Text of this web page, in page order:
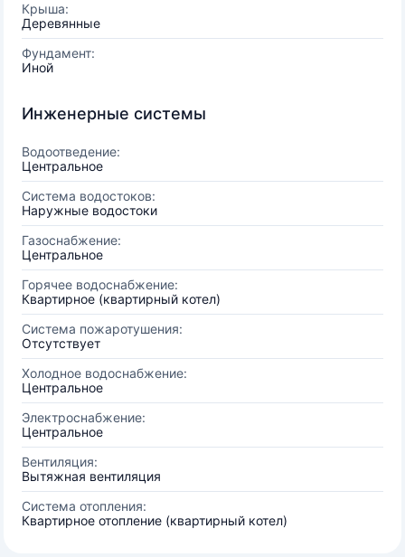
Крыша:
Деревянные
Фундамент:
Иной
Инженерные системы
Водоотведение:
Центральное
Система водостоков:
Наружные водостоки
Газоснабжение:
Центральное
Горячее водоснабжение:
Квартирное (квартирный котел)
Система пожаротушения:
Отсутствует
Холодное водоснабжение:
Центральное
Электроснабжение:
Центральное
Вентиляция:
Вытяжная вентиляция
Система отопления:
Квартирное отопление (квартирный котел)